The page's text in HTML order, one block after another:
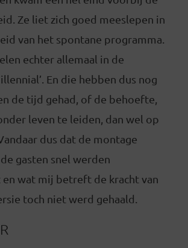
Ze liet zich goed meeslepen in
van het spontane programma.
echter allemaal in de
En die hebben dus nog
de tijd gehad, of de behoefte,
leven te leiden, dan wel op
dus dat de montage
gasten snel werden
wat mij betreft de kracht van
toch niet werd gehaald.